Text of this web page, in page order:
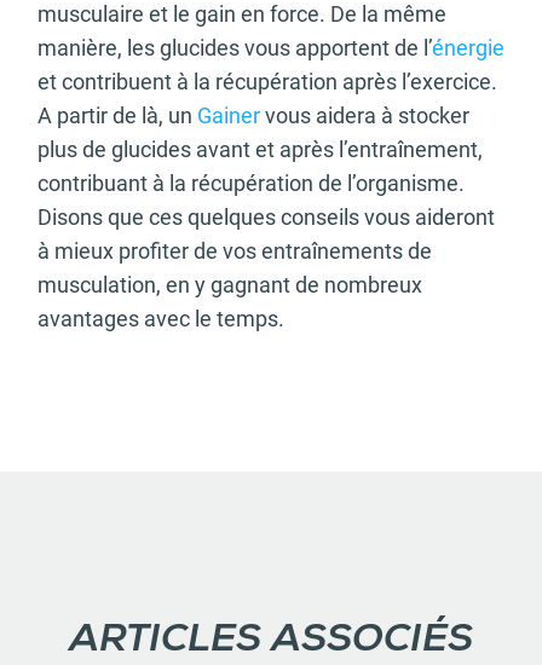
musculaire et le gain en force. De la même
manière, les glucides vous apportent de l’énergie
et contribuent à la récupération après l’exercice.
A partir de là, un Gainervous aidera à stocker
plus de glucides avant et après l’entraînement,
contribuant à la récupération de l’organisme.
Disons que ces quelques conseils vous aideront
à mieux profiter de vos entraînements de
musculation, en y gagnant de nombreux
avantages avec le temps.
ARTICLES ASSOCIÉS